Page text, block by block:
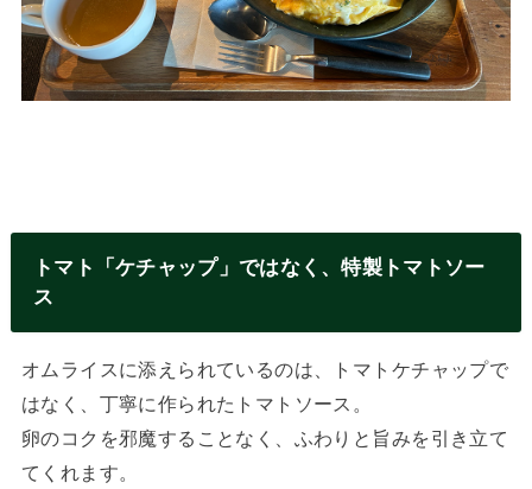
トマト「ケチャップ」ではなく、特製トマトソー
ス
オムライスに添えられているのは、トマトケチャップで
はなく、丁寧に作られたトマトソース。
卵のコクを邪魔することなく、ふわりと旨みを引き立て
てくれます。